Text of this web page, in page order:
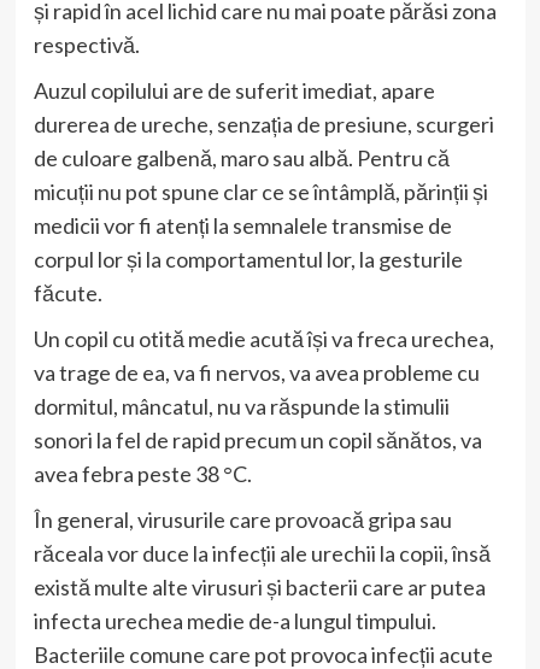
și rapid în acel lichid care nu mai poate părăsi zona
respectivă.
Auzul copilului are de suferit imediat, apare
durerea de ureche, senzația de presiune, scurgeri
de culoare galbenă, maro sau albă. Pentru că
micuții nu pot spune clar ce se întâmplă, părinții și
medicii vor fi atenți la semnalele transmise de
corpul lor și la comportamentul lor, la gesturile
făcute.
Un copil cu otită medie acută își va freca urechea,
va trage de ea, va fi nervos, va avea probleme cu
dormitul, mâncatul, nu va răspunde la stimulii
sonori la fel de rapid precum un copil sănătos, va
avea febra peste 38 °C.
În general, virusurile care provoacă gripa sau
răceala vor duce la infecții ale urechii la copii, însă
există multe alte virusuri și bacterii care ar putea
infecta urechea medie de-a lungul timpului.
Bacteriile comune care pot provoca infecții acute